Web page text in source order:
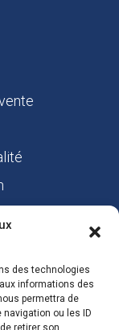
des technologies
informations des
permettra de
ou les ID
retirer son